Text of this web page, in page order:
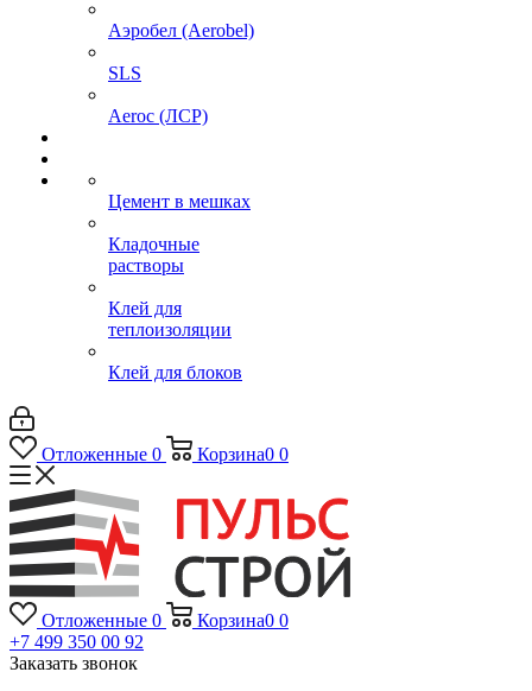
Аэробел (Aerobel)
SLS
Aeroc (ЛСР)
Цемент в мешках
Кладочные
растворы
Клей для
теплоизоляции
Клей для блоков
Отложенные 0 Корзина0 0
Отложенные 0 Корзина0 0
+7 499 350 00 92
Заказать звонок